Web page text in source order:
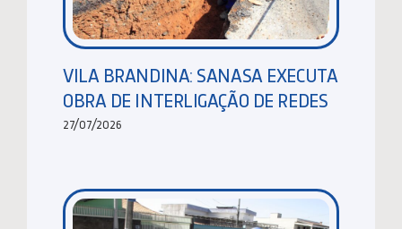
VILA BRANDINA: SANASA EXECUTA
OBRA DE INTERLIGAÇÃO DE REDES
27/07/2026